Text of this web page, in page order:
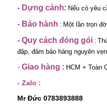
- Dựng cảnh: Nếu có yêu
- Bảo hành : Một lần trọn
- Quy cách đóng gói :
đập, đảm bảo hàng nguyên
- Giao hàng : HCM + Toàn
- Zalo :
Mr Đức 0783893888